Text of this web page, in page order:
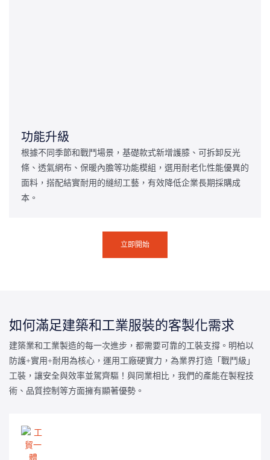
功能升級
根據不同季節和戰鬥場景，基礎款式新增護膝、可拆卸反光
條、透氣網布、保暖內膽等功能模組，選用耐老化性能優異的
面料，搭配結實耐用的縫紉工藝，有效降低企業長期採購成
本。
立即開始
如何滿足建築和工業服裝的客製化需求
建築業和工業製造的每一次進步，都需要可靠的工裝支撐。明柏以
防護+實用+耐用為核心，運用工廠硬實力，為業界打造「戰鬥級」
工裝，讓安全與效率並駕齊驅！與同業相比，我們的產能在製程技
術、品質控制等方面擁有顯著優勢。